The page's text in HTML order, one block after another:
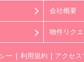
会社概要
物件リクエ
ー 利用規約 アクセス